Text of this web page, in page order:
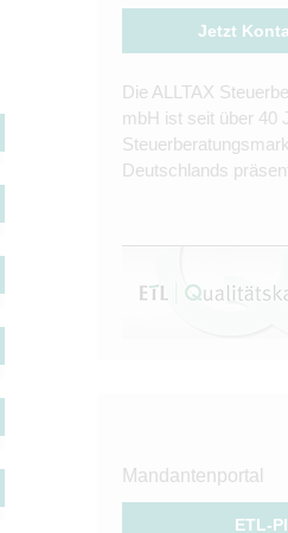
Jetzt
Die ALLTAX
mbH ist seit über 40
Deutschlands
Mandantenportal
ETL-